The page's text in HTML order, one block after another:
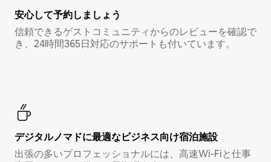
安心して予約しましょう
信頼できるゲストコミュニティからのレビューを確認で
き、24時間365日対応のサポートも付いています。
デジタルノマド⁠に最⁠適⁠なビ⁠ジ⁠ネ⁠ス⁠向⁠け宿⁠泊⁠施⁠設
出張の多いプロフェッショナルには、高速Wi-Fiと仕事